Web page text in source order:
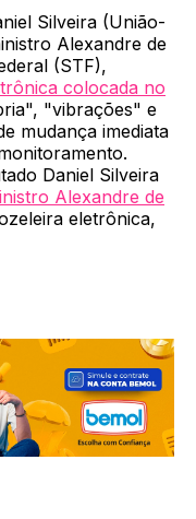
Silveira (União-
Alexandre de
(STF),
colocada no
"vibrações" e
mudança imediata
Daniel Silveira
Alexandre de
eletrônica,